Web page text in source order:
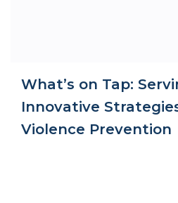
What’s on Tap:
Innovative
Violence Prevention